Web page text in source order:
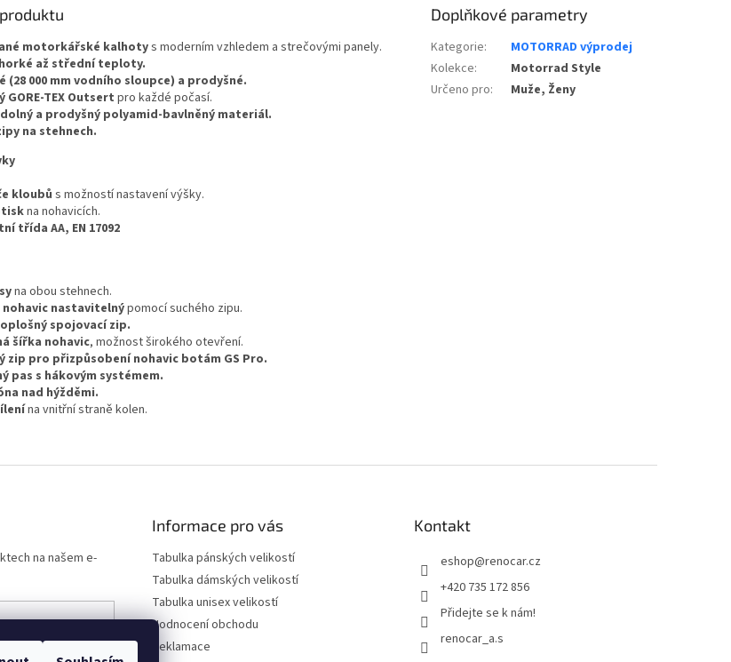
motorkářské kalhotys moderním vzhledem a strečovými panely.
horké až střední teploty.
(28 000 mm vodního sloupce) a prodyšné.
TEX Outsertpro každé počasí.
a prodyšný polyamid-bavlněný materiál.
na stehnech.
kloubůs možností nastavení výšky.
na nohavicích.
třída AA, EN 17092
na obou stehnech.
nohavic nastavitelnýpomocí suchého zipu.
spojovací zip.
šířka nohavic, možnost širokého otevření.
zip pro přizpůsobení nohavic botám GS Pro.
pas s hákovým systémem.
nad hýžděmi.
na vnitřní straně kolen.
Doplňkové parametry
Kategorie:
MOTORRAD výprodej
Kolekce:
Motorrad Style
Určeno pro: Muže, Ženy
na našem e-
Informace pro vás
Tabulka pánských velikostí
Tabulka dámských velikostí
Tabulka unisex velikostí
Hodnocení obchodu
Reklamace
Kontakt
eshop@renocar.cz
+420 735 172 856
Přidejte se k nám!
renocar_a.s